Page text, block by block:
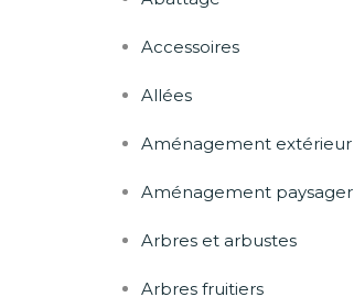
Accessoires
Allées
Aménagement extérieur
Aménagement paysager
Arbres et arbustes
Arbres fruitiers